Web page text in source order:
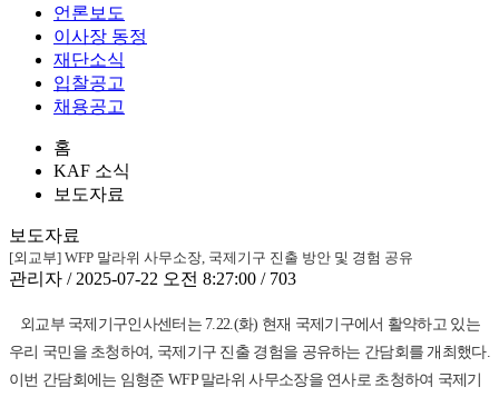
언론보도
이사장 동정
재단소식
입찰공고
채용공고
홈
KAF 소식
보도자료
보도자료
[외교부] WFP 말라위 사무소장, 국제기구 진출 방안 및 경험 공유
관리자 / 2025-07-22 오전 8:27:00 / 703
외교부 국제기구인사센터는 7.22.(화) 현재 국제기구에서 활약하고 있는
우리 국민을 초청하여, 국제기구 진출 경험을 공유하는 간담회를 개최했다.
이번 간담회에는 임형준 WFP 말라위 사무소장을 연사로 초청하여 국제기